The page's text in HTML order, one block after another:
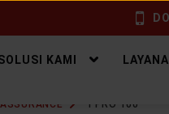
KAMI
I PRO 100